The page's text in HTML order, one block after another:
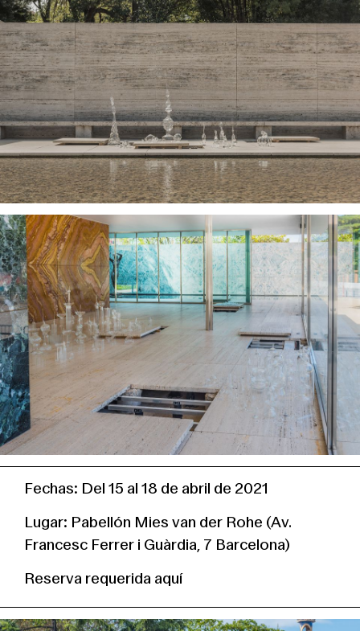
Fechas: Del 15 al 18 de abril de 2021
Lugar: Pabellón Mies van der Rohe (Av.
Francesc Ferrer i Guàrdia, 7 Barcelona)
Reserva requerida aquí